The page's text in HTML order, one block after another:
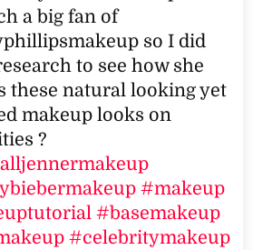
a big fan of
so I did
to see how she
these natural looking yet
makeup looks on
?
#makeup
#basemakeup
#celebritymakeup